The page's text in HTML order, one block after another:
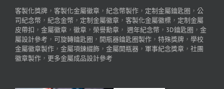
客製化獎牌 ， 客製化金屬徽章 ， 紀念幣製作 ， 定制金屬鑰匙圈 ， 公
司紀念幣 ， 紀念金幣 ， 定制金屬徽章 ， 客製化金屬徽標 ， 定制金屬
皮帶扣 ， 金屬徽章 ， 徽章 ， 榮譽勳章 ， 週年紀念幣 ， 3D鑰匙圈 ， 金
屬設計參考 ， 可旋轉鑰匙圈 ， 開瓶器鑰匙圈製作 ， 特殊獎牌 ， 學校
金屬徽章製作 ， 金屬項鍊綴飾 ， 金屬開瓶器 ， 軍事紀念獎章 ， 社團
徽章製作 ， 更多金屬成品設計參考